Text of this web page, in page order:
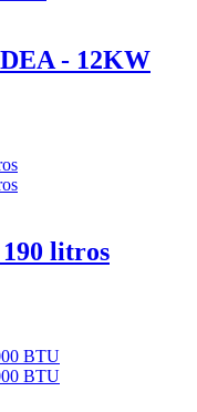
- 12KW
litros